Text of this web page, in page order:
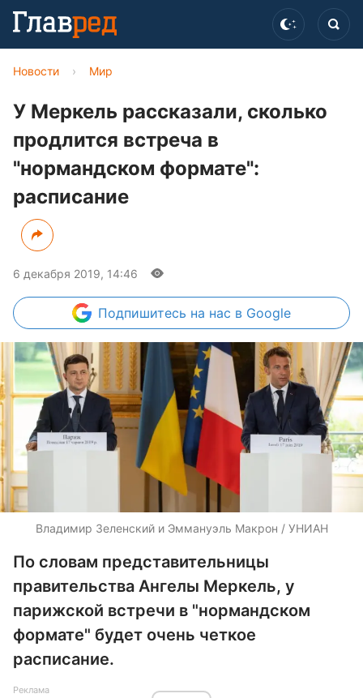
Новости › Мир
У Меркель рассказали, сколько
продлится встреча в
"нормандском формате":
расписание
6 декабря 2019, 14:46
Подпишитесь на нас в Google
Владимир Зеленский и Эммануэль Макрон / УНИАН
По словам представительницы
правительства Ангелы Меркель, у
парижской встречи в "нормандском
формате" будет очень четкое
расписание.
Реклама